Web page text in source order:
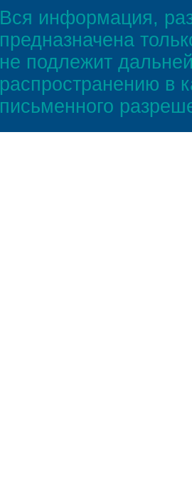
Вся информация,
предназначена
не подлежит
распространению в
письменного